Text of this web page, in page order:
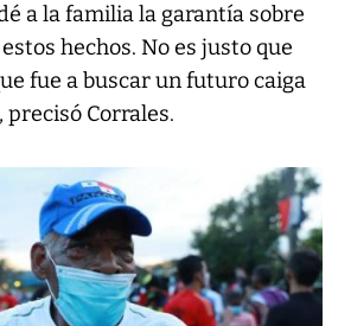
a la familia la garantía sobre
hechos. No es justo que
fue a buscar un futuro caiga
precisó Corrales.